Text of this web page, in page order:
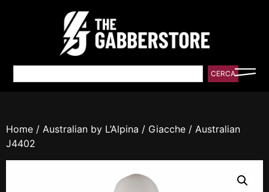
CERCA
Home / Australian by L’Alpina / Giacche / Australian
J4402